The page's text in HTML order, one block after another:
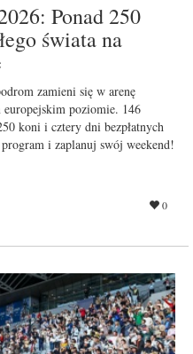
Ponad 250
świata na
zamieni się w arenę
poziomie. 146
koni i cztery dni bezpłatnych
i zaplanuj swój weekend!
0